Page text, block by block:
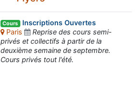
Cours Inscriptions Ouvertes
Paris
Reprise des cours semi-
privés et collectifs à partir de la
deuxième semaine de septembre.
Cours privés tout l'été.